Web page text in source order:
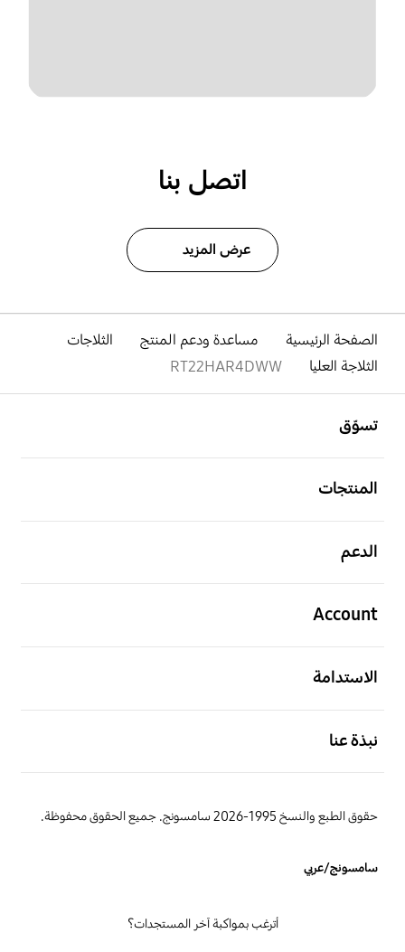
اتصل بنا
عرض المزيد
الصفحة الرئيسية مساعدة ودعم المنتج
الثلاجات
الثلاجة العليا
RT22HAR4DWW
تسوّق
المنتجات
الدعم
Account
الاستدامة
نبذة عنا
حقوق الطبع والنسخ 1995-2026 سامسونج. جميع الحقوق محفوظة.
سامسونج/عربي
أترغب بمواكبة آخر المستجدات؟